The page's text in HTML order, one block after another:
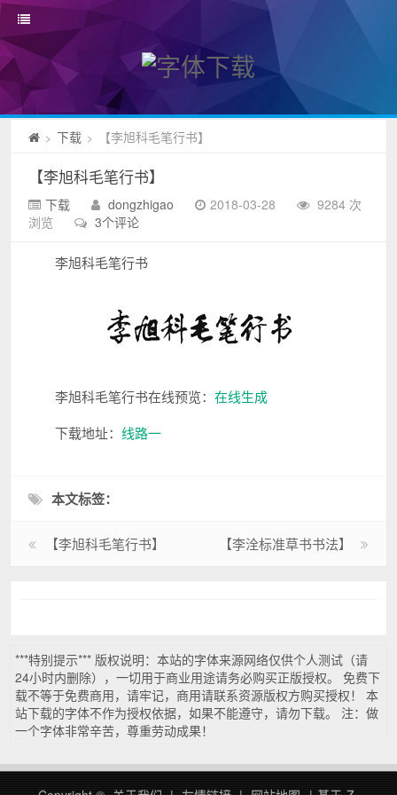
> 下载 > 【李旭科毛笔行书】
【李旭科毛笔行书】
下载 dongzhigao 2018-03-28
9284 次
浏览
3个评论
李旭科毛笔行书
李旭科毛笔行书在线预览：在线生成
下载地址： 线路一
本文标签：
【李旭科毛笔行书】 【李洤标准草书书法】
***特别提示*** 版权说明：本站的字体来源网络仅供个人测试（请
24小时内删除），一切用于商业用途请务必购买正版授权。 免费下
载不等于免费商用，请牢记，商用请联系资源版权方购买授权！ 本
站下载的字体不作为授权依据，如果不能遵守，请勿下载。 注：做
一个字体非常辛苦，尊重劳动成果！